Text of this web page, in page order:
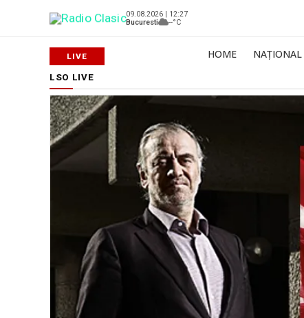
09.08.2026 | 12:27
Bucuresti
--°C
HOME NAȚIONAL
LSO LIVE